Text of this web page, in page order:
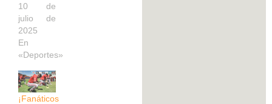
10 de
julio de
2025
En
«Deportes»
¡Fanáticos